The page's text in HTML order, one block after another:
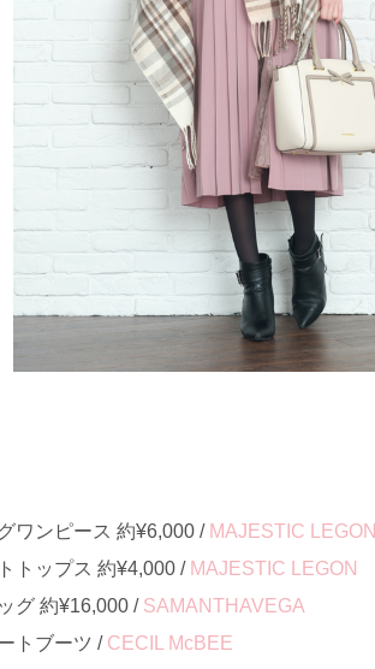
ワンピース 約¥6,000 / MAJESTIC LEGON
トップス 約¥4,000 / MAJESTIC LEGON
グ 約¥16,000 / SAMANTHAVEGA
トブーツ / CECIL McBEE